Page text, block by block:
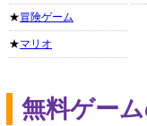
★冒険ゲーム
★マリオ
無料ゲー